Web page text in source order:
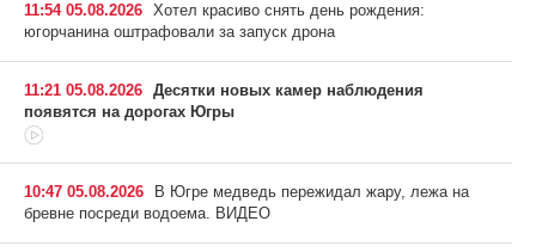
11:54 05.08.2026 Хотел красиво снять день рождения:
югорчанина оштрафовали за запуск дрона
11:21 05.08.2026 Десятки новых камер наблюдения
появятся на дорогах Югры
10:47 05.08.2026
В Югре медведь пережидал жару, лежа на
бревне посреди водоема. ВИДЕО